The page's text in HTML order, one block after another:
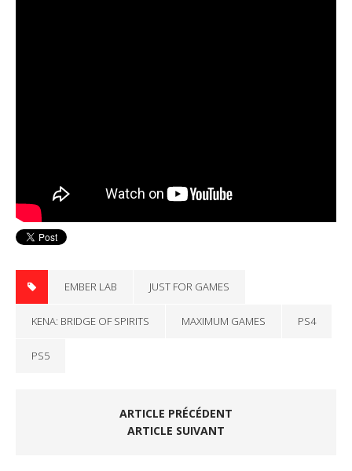
EMBER LAB JUST FOR GAMES
KENA: BRIDGE OF SPIRITS MAXIMUM GAMES PS4
PS5
ARTICLE PRÉCÉDENT
ARTICLE SUIVANT